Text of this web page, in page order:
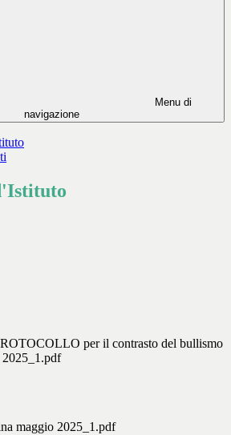
Menu di
navigazione
per il contrasto del bullismo
maggio 2025_1.pdf